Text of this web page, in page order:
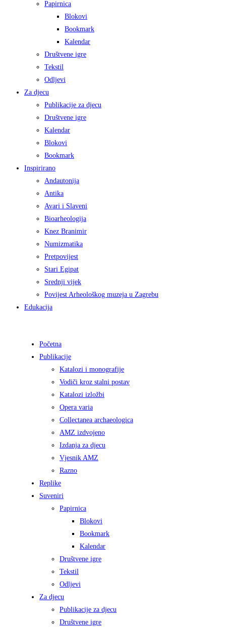
Papirnica
Blokovi
Bookmark
Kalendar
Društvene igre
Tekstil
Odljevi
Za djecu
Publikacije za djecu
Društvene igre
Kalendar
Blokovi
Bookmark
Inspirirano
Andautonija
Antika
Avari i Slaveni
Bioarheologija
Knez Branimir
Numizmatika
Pretpovijest
Stari Egipat
Srednji vijek
Povijest Arheološkog muzeja u Zagrebu
Edukacija
Početna
Publikacije
Katalozi i monografije
Vodiči kroz stalni postav
Katalozi izložbi
Opera varia
Collectanea archaeologica
AMZ izdvojeno
Izdanja za djecu
Vjesnik AMZ
Razno
Replike
Suveniri
Papirnica
Blokovi
Bookmark
Kalendar
Društvene igre
Tekstil
Odljevi
Za djecu
Publikacije za djecu
Društvene igre